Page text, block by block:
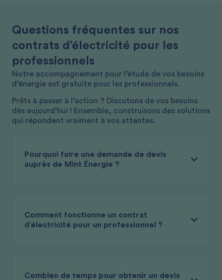
Questions fréquentes sur nos
contrats d’électricité pour les
professionnels
Notre accompagnement pour l’étude de vos besoins
d’énergie est gratuite pour les professionnels.
Prêts à passer à l’action ? Discutons de vos besoins
dès aujourd’hui ! Ensemble, construisons des solutions
qui répondent vraiment à vos attentes.
Pourquoi faire une demande de devis
auprès de Mint Énergie ?
Comment fonctionne un contrat
d’électricité pour un professionnel ?
Combien de temps pour obtenir un devis